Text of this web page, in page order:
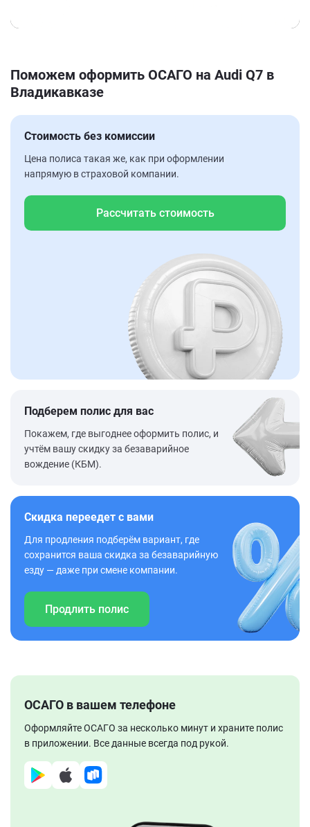
Поможем оформить ОСАГО на Audi Q7 в
Владикавказе
Стоимость без комиссии
Цена полиса такая же, как при оформлении
напрямую в страховой компании.
Рассчитать стоимость
Подберем полис для вас
Покажем, где выгоднее оформить полис, и
учтём вашу скидку за безаварийное
вождение (КБМ).
Скидка переедет с вами
Для продления подберём вариант, где
сохранится ваша скидка за безаварийную
езду — даже при смене компании.
Продлить полис
ОСАГО в вашем телефоне
Оформляйте ОСАГО за несколько минут и храните полис
в приложении. Все данные всегда под рукой.